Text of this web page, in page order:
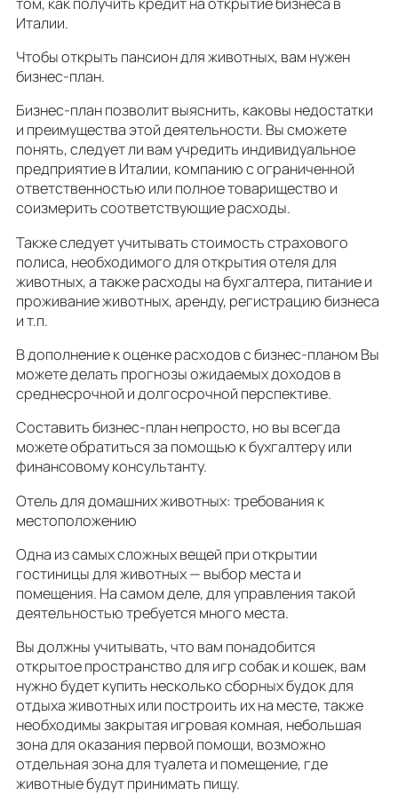
Италии.
Чтобы открыть пансион для животных, вам нужен
бизнес-план.
Бизнес-план позволит выяснить, каковы недостатки
и преимущества этой деятельности. Вы сможете
понять, следует ли вам учредить индивидуальное
предприятие в Италии, компанию с ограниченной
ответственностью или полное товарищество и
соизмерить соответствующие расходы.
Также следует учитывать стоимость страхового
полиса, необходимого для открытия отеля для
животных, а также расходы на бухгалтера, питание и
проживание животных, аренду, регистрацию бизнеса
и т.п.
В дополнение к оценке расходов с бизнес-планом Вы
можете делать прогнозы ожидаемых доходов в
среднесрочной и долгосрочной перспективе.
Составить бизнес-план непросто, но вы всегда
можете обратиться за помощью к бухгалтеру или
финансовому консультанту.
Отель для домашних животных: требования к
местоположению
Одна из самых сложных вещей при открытии
гостиницы для животных — выбор места и
помещения. На самом деле, для управления такой
деятельностью требуется много места.
Вы должны учитывать, что вам понадобится
открытое пространство для игр собак и кошек, вам
нужно будет купить несколько сборных будок для
отдыха животных или построить их на месте, также
необходимы закрытая игровая комная, небольшая
зона для оказания первой помощи, возможно
отдельная зона для туалета и помещение, где
животные будут принимать пищу.